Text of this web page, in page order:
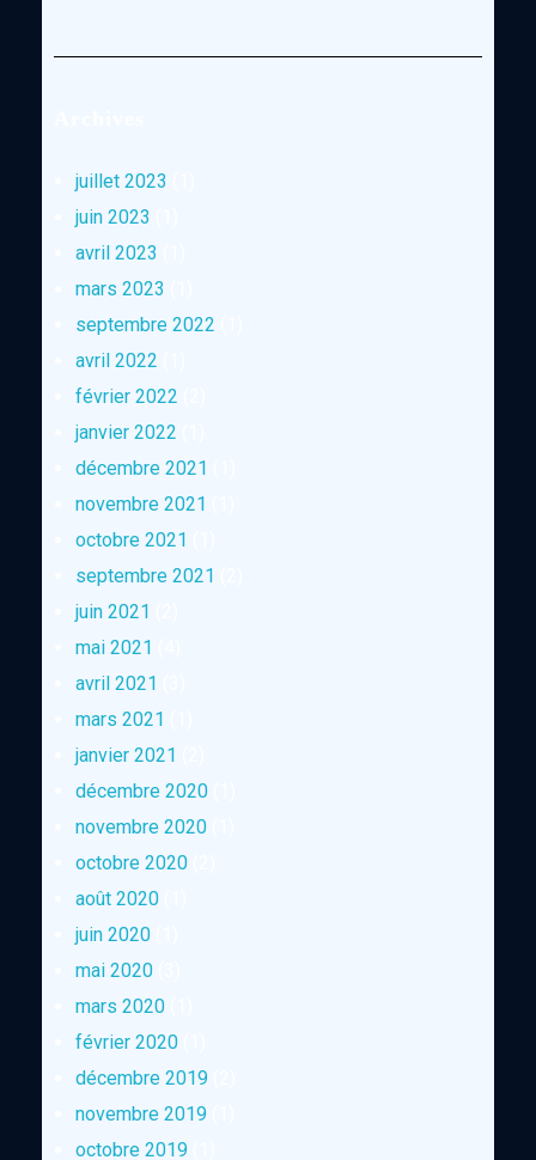
juillet 2023
juin 2023
avril 2023
mars 2023
septembre 2022
avril 2022
février 2022
janvier 2022
décembre 2021
novembre 2021
octobre 2021
septembre 2021
juin 2021
mai 2021
avril 2021
mars 2021
janvier 2021
décembre 2020(1)
novembre 2020(1)
octobre 2020(2)
août 2020(1)
juin 2020(1)
mai 2020(3)
mars 2020(1)
février 2020(1)
décembre 2019(2)
novembre 2019(1)
octobre 2019(1)